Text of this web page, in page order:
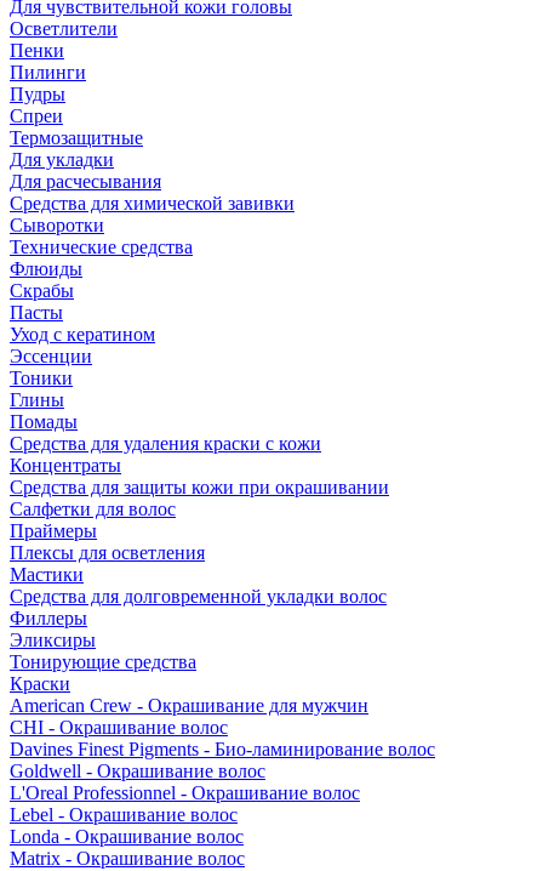
Для чувствительной кожи головы
Осветлители
Пенки
Пилинги
Пудры
Спреи
Термозащитные
Для укладки
Для расчесывания
Средства для химической завивки
Сыворотки
Технические средства
Флюиды
Скрабы
Пасты
Уход с кератином
Эссенции
Тоники
Глины
Помады
Средства для удаления краски с кожи
Концентраты
Средства для защиты кожи при окрашивании
Салфетки для волос
Праймеры
Плексы для осветления
Мастики
Средства для долговременной укладки волос
Филлеры
Эликсиры
Тонирующие средства
Краски
American Crew - Окрашивание для мужчин
CHI - Окрашивание волос
Davines Finest Pigments - Био-ламинирование волос
Goldwell - Окрашивание волос
L'Oreal Professionnel - Окрашивание волос
Lebel - Окрашивание волос
Londa - Окрашивание волос
Matrix - Окрашивание волос